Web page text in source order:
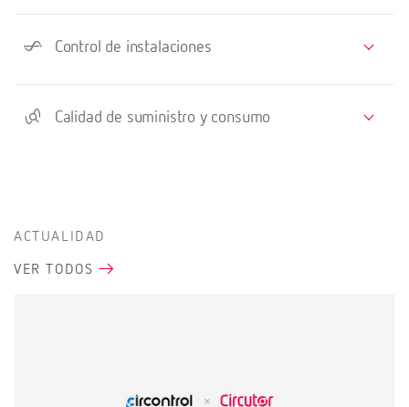
Control de instalaciones
Calidad de suministro y consumo
ACTUALIDAD
VER TODOS